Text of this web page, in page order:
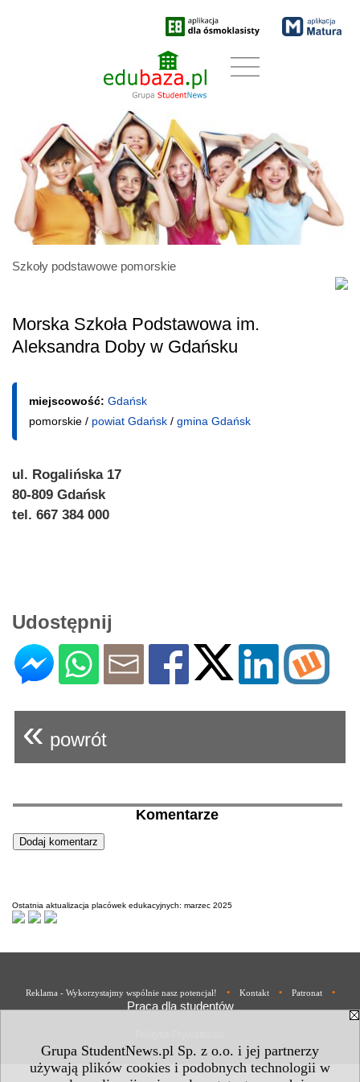
Grupa StudentNews.pl Sp. z o.o. i jej partnerzy
używają plików cookies i podobnych technologii w
Szkoły podstawowe pomorskie
Morska Szkoła Podstawowa im.
Aleksandra Doby w Gdańsku
miejscowość: Gdańsk
pomorskie / powiat Gdańsk / gmina Gdańsk
ul. Rogalińska 17
80-809 Gdańsk
tel. 667 384 000
Udostępnij
« powrót
Komentarze
Ostatnia aktualizacja placówek edukacyjnych: marzec 2025
Reklama - Wykorzystajmy wspólnie nasz potencjał! • Kontakt • Patronat •
Praca dla studentów